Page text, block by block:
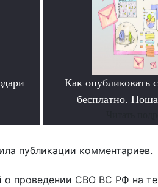
Как
бесплатно.
публикации комментариев.
о проведении СВО ВС РФ на